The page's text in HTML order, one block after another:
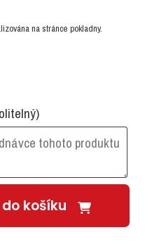
na stránce pokladny.
košíku